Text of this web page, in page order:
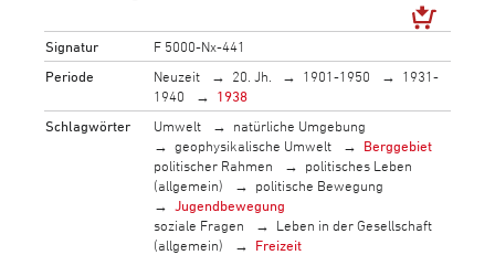
Signatur
F 5000-Nx-441
Periode
Neuzeit 20. Jh. 1901-1950
1931-
1940
1938
Schlagwörter
Umwelt
natürliche Umgebung
geophysikalische Umwelt
Berggebiet
politischer Rahmen
politisches Leben
(allgemein)
politische Bewegung
Jugendbewegung
soziale Fragen
Leben in der Gesellschaft
(allgemein)
Freizeit